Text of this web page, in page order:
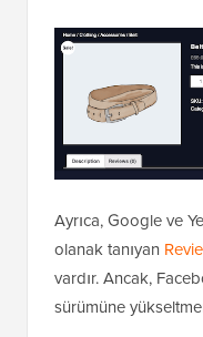
Ayrıca, Google ve
olanak tanıyan
vardır. Ancak,
sürümüne